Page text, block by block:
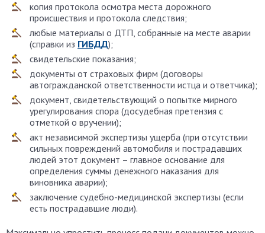
копия протокола осмотра места дорожного
происшествия и протокола следствия;
любые материалы о ДТП, собранные на месте аварии
(справки из ГИБДД);
свидетельские показания;
документы от страховых фирм (договоры
автогражданской ответственности истца и ответчика);
документ, свидетельствующий о попытке мирного
урегулирования спора (досудебная претензия с
отметкой о вручении);
акт независимой экспертизы ущерба (при отсутствии
сильных повреждений автомобиля и пострадавших
людей этот документ – главное основание для
определения суммы денежного наказания для
виновника аварии);
заключение судебно-медицинской экспертизы (если
есть пострадавшие люди).